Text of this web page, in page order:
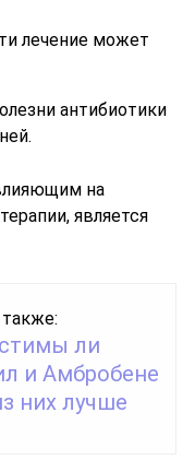
лечение может
антибиотики
на
является
ли
и Амбробене
них лучше